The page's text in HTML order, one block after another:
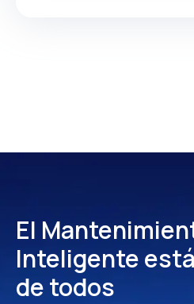
El
Inteligente
de todos